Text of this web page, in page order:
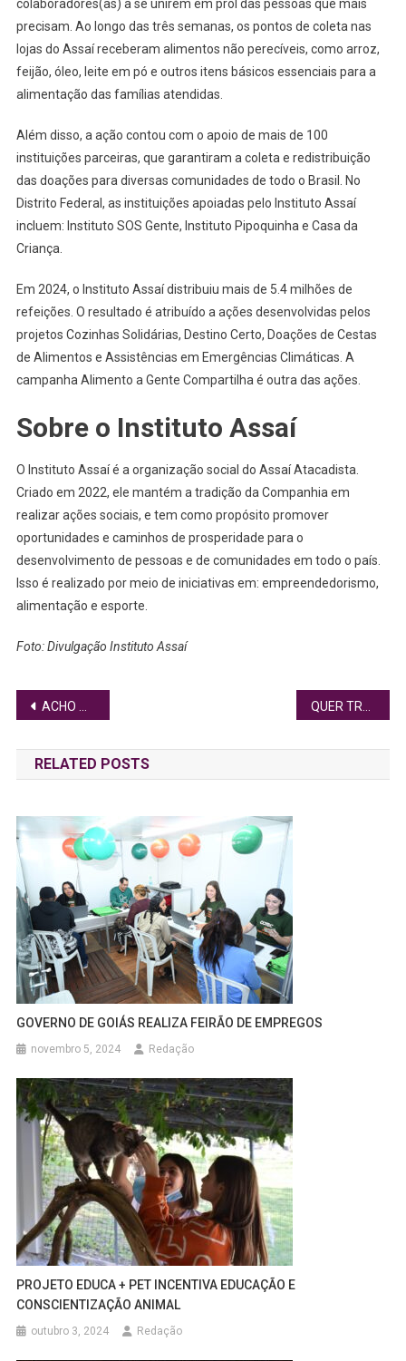
colaboradores(as) a se unirem em prol das pessoas que mais
precisam. Ao longo das três semanas, os pontos de coleta nas
lojas do Assaí receberam alimentos não perecíveis, como arroz,
feijão, óleo, leite em pó e outros itens básicos essenciais para a
alimentação das famílias atendidas.
Além disso, a ação contou com o apoio de mais de 100
instituições parceiras, que garantiram a coleta e redistribuição
das doações para diversas comunidades de todo o Brasil. No
Distrito Federal, as instituições apoiadas pelo Instituto Assaí
incluem: Instituto SOS Gente, Instituto Pipoquinha e Casa da
Criança.
Em 2024, o Instituto Assaí distribuiu mais de 5.4 milhões de
refeições. O resultado é atribuído a ações desenvolvidas pelos
projetos Cozinhas Solidárias, Destino Certo, Doações de Cestas
de Alimentos e Assistências em Emergências Climáticas. A
campanha Alimento a Gente Compartilha é outra das ações.
Sobre o Instituto Assaí
O Instituto Assaí é a organização social do Assaí Atacadista.
Criado em 2022, ele mantém a tradição da Companhia em
realizar ações sociais, e tem como propósito promover
oportunidades e caminhos de prosperidade para o
desenvolvimento de pessoas e de comunidades em todo o país.
Isso é realizado por meio de iniciativas em: empreendedorismo,
alimentação e esporte.
Foto: Divulgação Instituto Assaí
Navegação
de
Post
ACHO QUE ESTOU COM DENGUE. E AGORA? QUER TRABALHAR NA SHOPEE? FIQUE DE OLHO NAS VAGAS
RELATED POSTS
GOVERNO DE GOIÁS REALIZA FEIRÃO DE EMPREGOS
novembro 5, 2024 Redação
PROJETO EDUCA + PET INCENTIVA EDUCAÇÃO E
CONSCIENTIZAÇÃO ANIMAL
outubro 3, 2024 Redação